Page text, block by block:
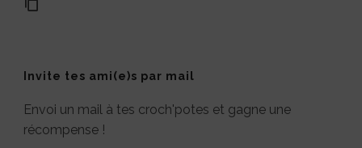
Invite tes ami(e)s par mail
Envoi un mail à tes croch'potes et gagne une
récompense !